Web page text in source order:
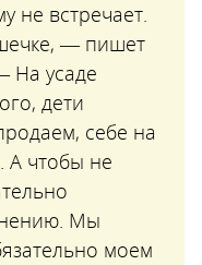
не встречает.
— пишет
На усаде
дети
себе на
А чтобы не
Мы
моем